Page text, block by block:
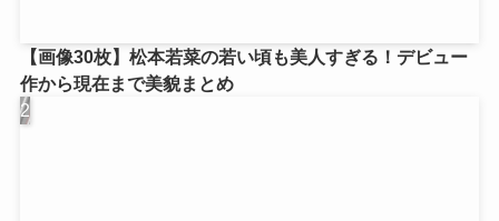
【画像30枚】松本若菜の若い頃も美人すぎる！デビュー
作から現在まで美貌まとめ